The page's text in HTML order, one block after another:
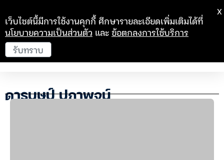
ดารบุษป์ ปภาพจน์
เว็บไซต์นี้มีการใช้งานคุกกี้ ศึกษารายละเอียดเพิ่มเติมได้ที่
นโยบายความเป็นส่วนตัว และข้อตกลงการใช้บริการ
รับทราบ
X